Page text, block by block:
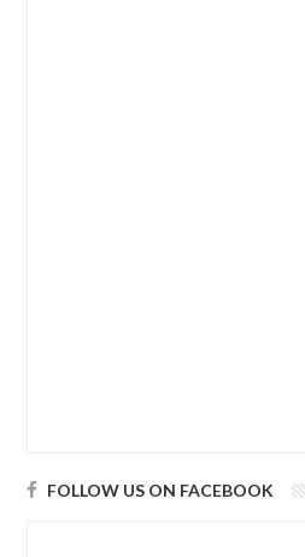
FOLLOW US ON FACEBOOK